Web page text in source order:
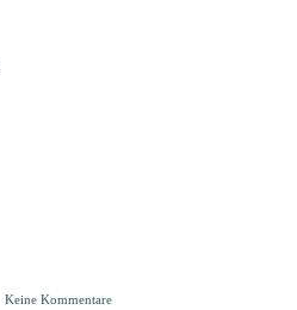
Keine Kommentare